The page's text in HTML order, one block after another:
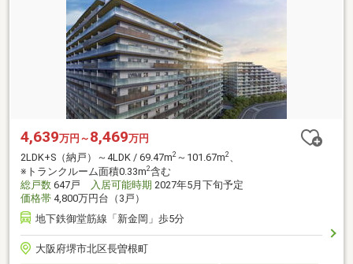
4,639万円～ 8,469万円
2LDK+S（納戸）～4LDK / 69.47m2 ～101.67m2
※トランクルーム面積0.33m2含む
総戸数 647戸 入居可能時期 2027年5月下旬予定
価格帯 4,800万円台（3戸）
地下鉄御堂筋線「新金岡」歩5分
大阪府堺市北区長曽根町